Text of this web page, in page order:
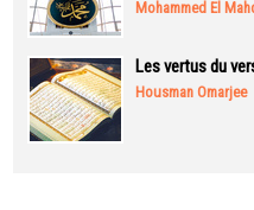
Mohammed El
Les vertus du
Housman Omarjee